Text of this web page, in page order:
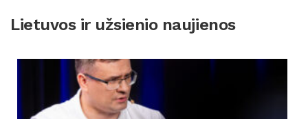
Lietuvos ir užsienio naujienos